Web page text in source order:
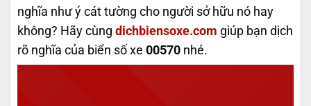
nghĩa như ý cát tường cho người sở hữu nó hay
không? Hãy cùng dichbiensoxe.com giúp bạn dịch
rõ nghĩa của biển số xe 00570 nhé.